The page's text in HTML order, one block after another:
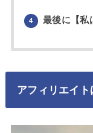
4 最後に【私
アフィリエイト